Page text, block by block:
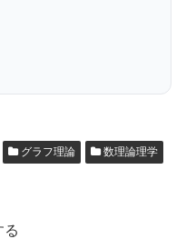
グラフ理論
数理論理学
る